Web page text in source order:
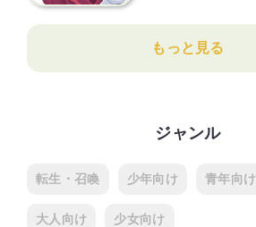
もっと見る
ジャンル
転生・召喚 少年向け 青年向け
大人向け 少女向け